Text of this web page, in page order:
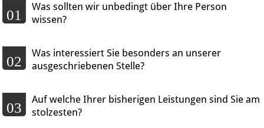
01
Was sollten wir unbedingt über Ihre Person
wissen?
02
Was interessiert Sie besonders an unserer
ausgeschriebenen Stelle?
03
Auf welche Ihrer bisherigen Leistungen sind Sie am
stolzesten?